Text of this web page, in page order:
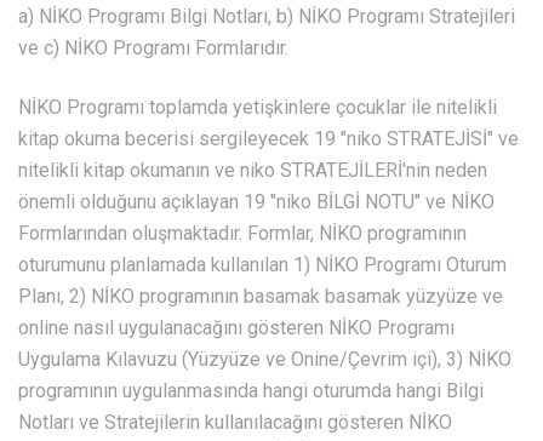
a) NİKO Programı Bilgi Notları, b) NİKO Programı Stratejileri
ve c) NİKO Programı Formlarıdır.
NİKO Programı toplamda yetişkinlere çocuklar ile nitelikli
kitap okuma becerisi sergileyecek 19 "niko STRATEJİSİ" ve
nitelikli kitap okumanın ve niko STRATEJİLERİ'nin neden
önemli olduğunu açıklayan 19 "niko BİLGİ NOTU" ve NİKO
Formlarından oluşmaktadır. Formlar, NİKO programının
oturumunu planlamada kullanılan 1) NİKO Programı Oturum
Planı, 2) NİKO programının basamak basamak yüzyüze ve
online nasıl uygulanacağını gösteren NİKO Programı
Uygulama Kılavuzu (Yüzyüze ve Onine/Çevrim içi), 3) NİKO
programının uygulanmasında hangi oturumda hangi Bilgi
Notları ve Stratejilerin kullanılacağını gösteren NİKO